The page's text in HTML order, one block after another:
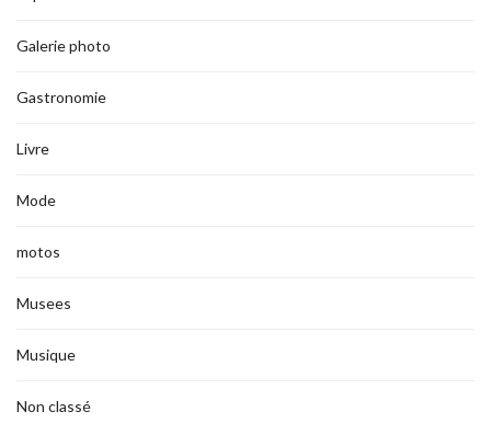
Galerie photo
Gastronomie
Livre
Mode
motos
Musees
Musique
Non classé